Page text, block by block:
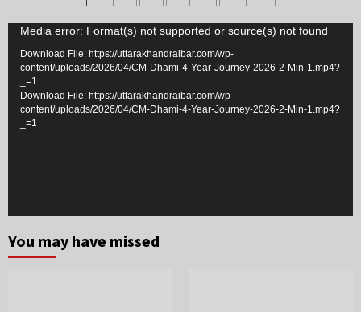
navigation
Video
Player
Media error: Format(s) not supported or source(s) not found
Download File: https://uttarakhandraibar.com/wp-
content/uploads/2026/04/CM-Dhami-4-Year-Journey-2026-2-Min-1.mp4?
_=1
Download File: https://uttarakhandraibar.com/wp-
content/uploads/2026/04/CM-Dhami-4-Year-Journey-2026-2-Min-1.mp4?
_=1
You may have missed